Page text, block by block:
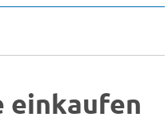
einkaufen